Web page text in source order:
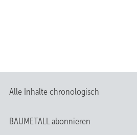
Alle Inhalte chronologisch
BAUMETALL abonnieren